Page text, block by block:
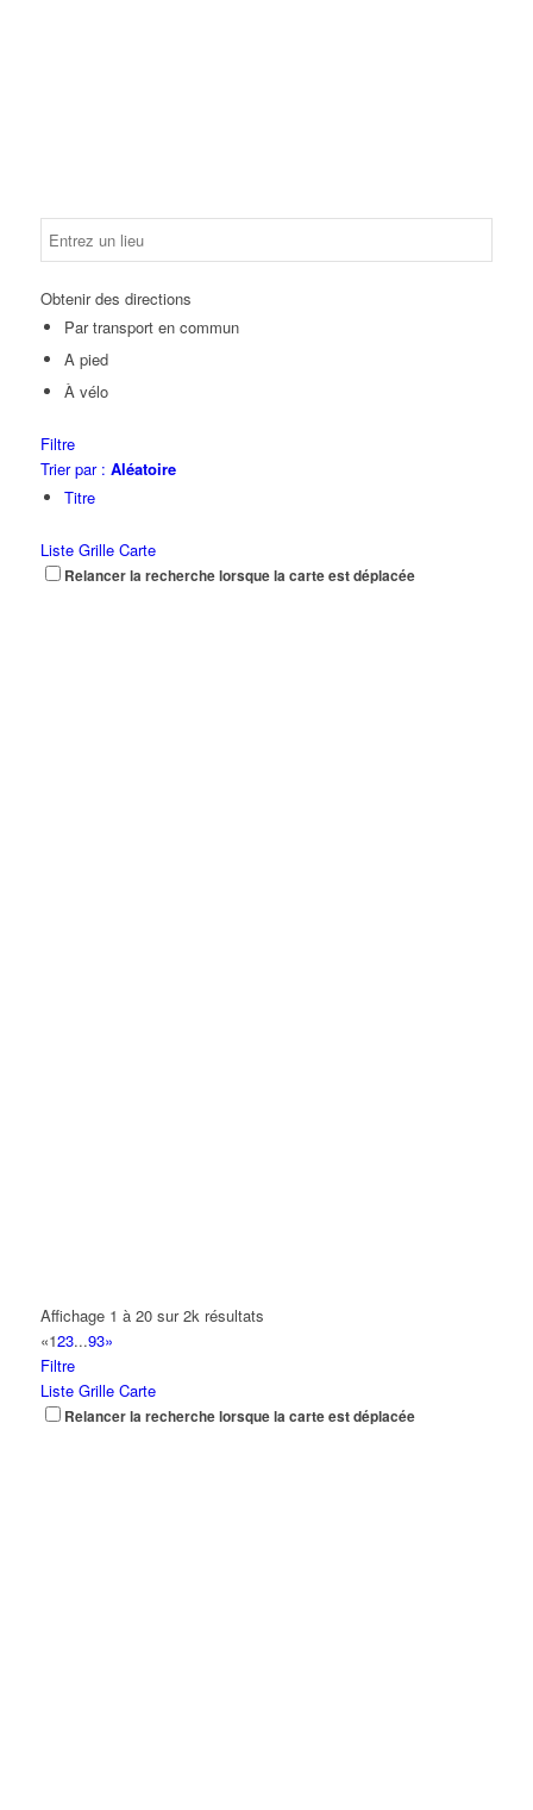
Obtenir des directions
Par transport en commun
A pied
À vélo
Filtre
Trier par : Aléatoire
Titre
Liste Grille Carte
Relancer la recherche lorsque la carte est déplacée
Affichage 1 à 20 sur 2k résultats
«123...93»
Filtre
Liste Grille Carte
Relancer la recherche lorsque la carte est déplacée